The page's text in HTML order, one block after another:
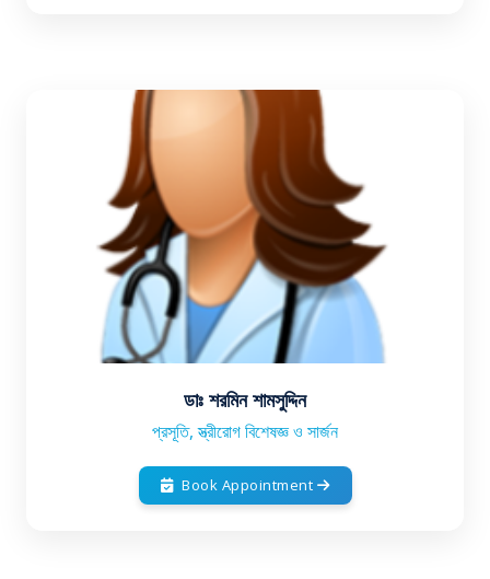
ডাঃ শরমিন শামসুদ্দিন
প্রসূতি, স্ত্রীরোগ বিশেষজ্ঞ ও সার্জন
Book Appointment